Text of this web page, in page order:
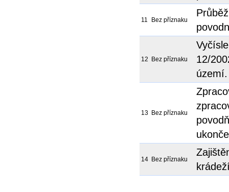
11 Bez příznaku
12 Bez příznaku
12/
území.
13 Bez příznaku
14 Bez příznaku